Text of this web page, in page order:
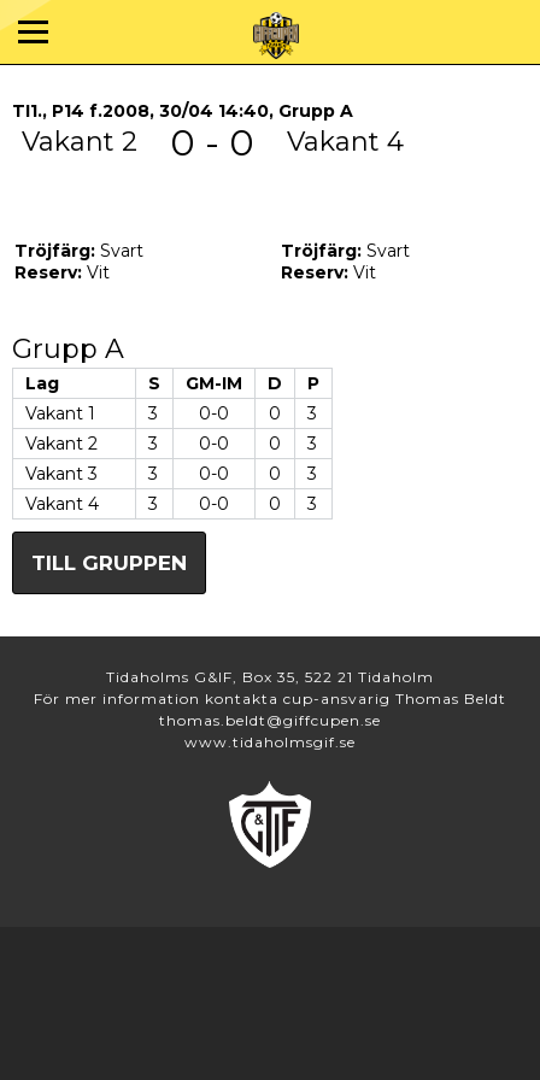
TI1., P14 f.2008, 30/04 14:40, Grupp A
Vakant 2 0 - 0 Vakant 4
Tröjfärg: Svart
Reserv: Vit
Tröjfärg: Svart
Reserv: Vit
Grupp A
Lag S GM-IM D
P
Vakant 1
3 0-0 0
3
Vakant 2
3 0-0 0
3
Vakant 3
3 0-0 0
3
Vakant 4
3 0-0 0 3
TILL GRUPPEN
Tidaholms G&IF, Box 35, 522 21 Tidaholm
För mer information kontakta cup-ansvarig Thomas Beldt
thomas.beldt@giffcupen.se
www.tidaholmsgif.se